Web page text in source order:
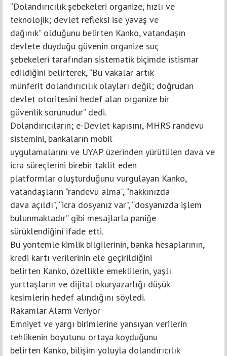
“Dolandırıcılık şebekeleri organize, hızlı ve
teknolojik; devlet refleksi ise yavaş ve
dağınık” olduğunu belirten Kanko, vatandaşın
devlete duyduğu güvenin organize suç
şebekeleri tarafından sistematik biçimde istismar
edildiğini belirterek, “Bu vakalar artık
münferit dolandırıcılık olayları değil; doğrudan
devlet otoritesini hedef alan organize bir
güvenlik sorunudur” dedi.
Dolandırıcıların; e-Devlet kapısını, MHRS randevu
sistemini, bankaların mobil
uygulamalarını ve UYAP üzerinden yürütülen dava ve
icra süreçlerini birebir taklit eden
platformlar oluşturduğunu vurgulayan Kanko,
vatandaşların “randevu alma”, “hakkınızda
dava açıldı”, “icra dosyanız var”, “dosyanızda işlem
bulunmaktadır” gibi mesajlarla paniğe
sürüklendiğini ifade etti.
Bu yöntemle kimlik bilgilerinin, banka hesaplarının,
kredi kartı verilerinin ele geçirildiğini
belirten Kanko, özellikle emeklilerin, yaşlı
yurttaşların ve dijital okuryazarlığı düşük
kesimlerin hedef alındığını söyledi.
Rakamlar Alarm Veriyor
Emniyet ve yargı birimlerine yansıyan verilerin
tehlikenin boyutunu ortaya koyduğunu
belirten Kanko, bilişim yoluyla dolandırıcılık